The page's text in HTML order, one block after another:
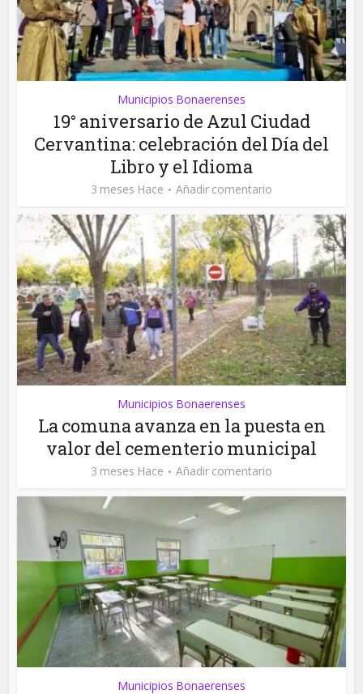
Municipios Bonaerenses
19° aniversario de Azul Ciudad
Cervantina: celebración del Día del
Libro y el Idioma
3 meses Hace Añadir comentario
Municipios Bonaerenses
La comuna avanza en la puesta en
valor del cementerio municipal
3 meses Hace Añadir comentario
Municipios Bonaerenses